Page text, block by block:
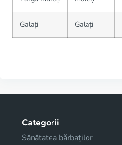
Galați Galați
Categorii
Sănătatea bărbaților